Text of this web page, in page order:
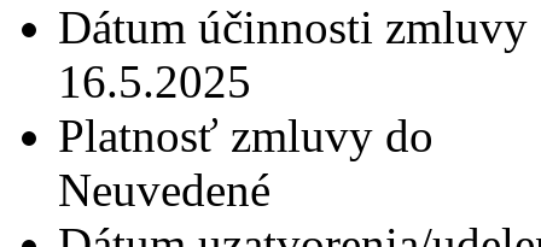
Dátum účinnosti zmluvy
16.5.2025
Platnosť zmluvy do
Neuvedené